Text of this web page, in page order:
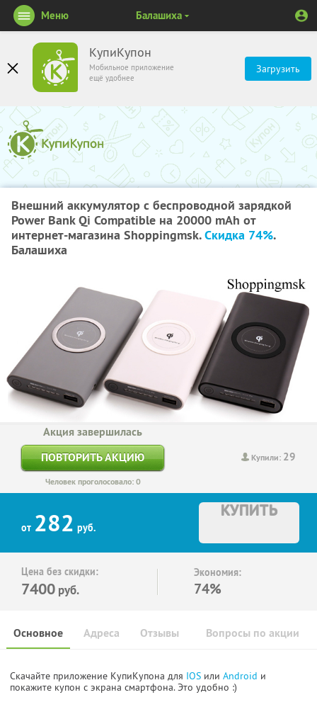
КупиКупон
Мобильное приложение
ещё удобнее
Загрузить
Меню Балашиха
Внешний аккумулятор с беспроводной зарядкой
Power Bank Qi Compatible на 20000 mAh от
интернет-магазина Shoppingmsk.Скидка 74%.
Балашиха
Купили: 29
Акция завершилась
ПОВТОРИТЬ АКЦИЮ
Человек проголосовало: 0
от 282 руб.
КУПИТЬ
Цена без скидки:
7400 руб.
Экономия:
74%
Основное Отзывы Вопросы по акции
Адреса
Скачайте приложение КупиКупона для IOS или Android и
покажите купон с экрана смартфона. Это удобно :)